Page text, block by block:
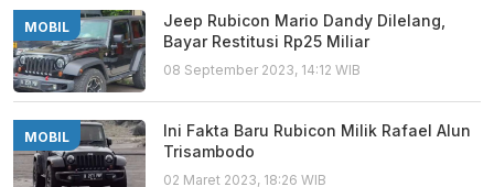
MOBIL
Jeep Rubicon Mario Dandy Dilelang,
Bayar Restitusi Rp25 Miliar
08 September 2023, 14:12 WIB
MOBIL
Ini Fakta Baru Rubicon Milik Rafael Alun
Trisambodo
02 Maret 2023, 18:26 WIB